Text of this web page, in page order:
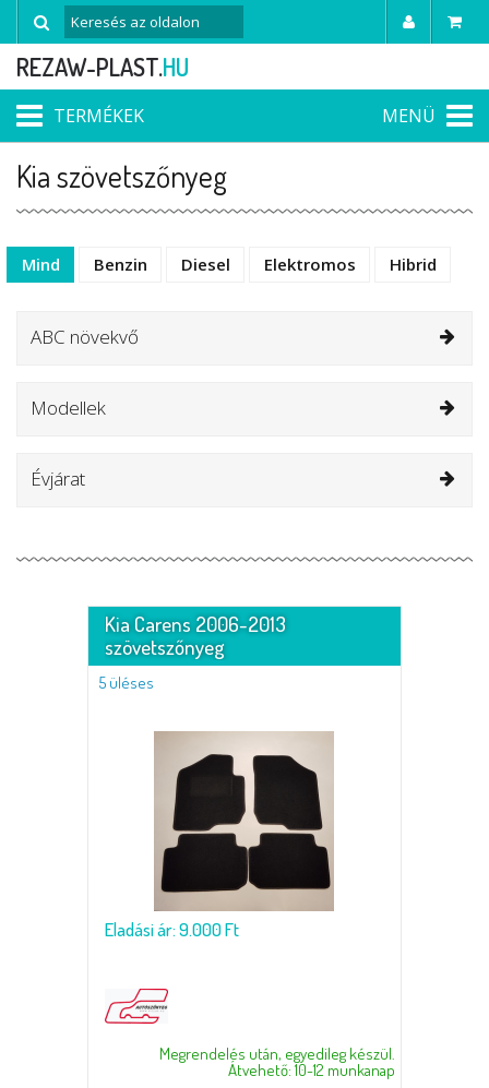
REZAW-PLAST.HU
TERMÉKEK MENÜ
Kia szövetszőnyeg
Mind Benzin Diesel Elektromos Hibrid
ABC növekvő
Modellek
Évjárat
Kia Carens 2006-2013
szövetszőnyeg
5 üléses
Eladási ár: 9.000 Ft
Megrendelés után, egyedileg készül.
Átvehető: 10-12 munkanap